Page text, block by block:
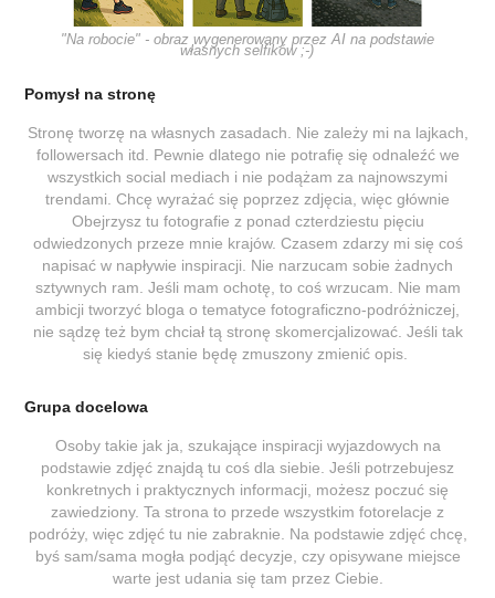
"Na robocie" - obraz wygenerowany przez AI na podstawie
własnych selfików ;-)
Pomysł na stronę
Stronę tworzę na własnych zasadach. Nie zależy mi na lajkach,
followersach itd. Pewnie dlatego nie potrafię się odnaleźć we
wszystkich social mediach i nie podążam za najnowszymi
trendami. Chcę wyrażać się poprzez zdjęcia, więc głównie
Obejrzysz tu fotografie z ponad czterdziestu pięciu
odwiedzonych przeze mnie krajów. Czasem zdarzy mi się coś
napisać w napływie inspiracji. Nie narzucam sobie żadnych
sztywnych ram. Jeśli mam ochotę, to coś wrzucam. Nie mam
ambicji tworzyć bloga o tematyce fotograficzno-podróżniczej,
nie sądzę też bym chciał tą stronę skomercjalizować. Jeśli tak
się kiedyś stanie będę zmuszony zmienić opis.
Grupa docelowa
Osoby takie jak ja, szukające inspiracji wyjazdowych na
podstawie zdjęć znajdą tu coś dla siebie. Jeśli potrzebujesz
konkretnych i praktycznych informacji, możesz poczuć się
zawiedziony. Ta strona to przede wszystkim fotorelacje z
podróży, więc zdjęć tu nie zabraknie. Na podstawie zdjęć chcę,
byś sam/sama mogła podjąć decyzje, czy opisywane miejsce
warte jest udania się tam przez Ciebie.